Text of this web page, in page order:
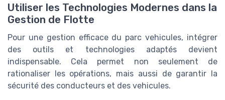
Utiliser les Technologies Modernes dans la
Gestion de Flotte
Pour une gestion efficace du parc vehicules, intégrer
des outils et technologies adaptés devient
indispensable. Cela permet non seulement de
rationaliser les opérations, mais aussi de garantir la
sécurité des conducteurs et des vehicules.